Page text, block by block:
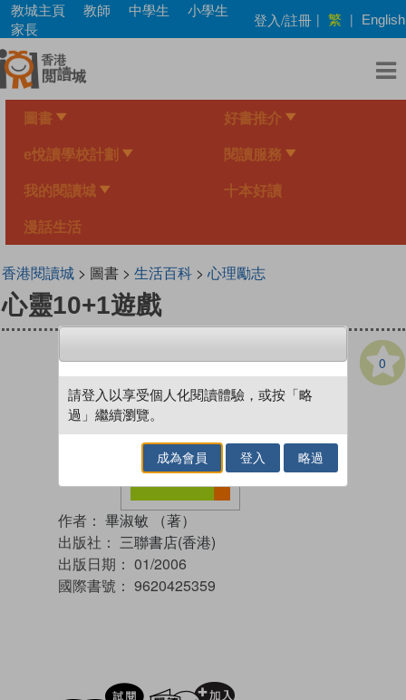
Skip
main
content
教城主頁 教師 中學生
小學生
家長
登入/註冊 | 繁 | English
圖書 好書推介
e悅讀學校計劃 閱讀服務
我的閱讀城 十本好讀
漫話生活
香港閱讀城> 圖書 > 生活百科> 心理勵志
心靈10+1遊戲
0
作者： 畢淑敏 （著）
出版社： 三聯書店(香港)
出版日期： 01/2006
國際書號： 9620425359
試閲
請登入以享受個人化閱讀體驗，或按「略
過」繼續瀏覽。
成為會員 登入 略過